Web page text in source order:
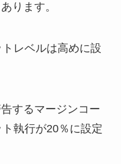
ります。
レベルは高めに設
するマージンコー
執行が20％に設定